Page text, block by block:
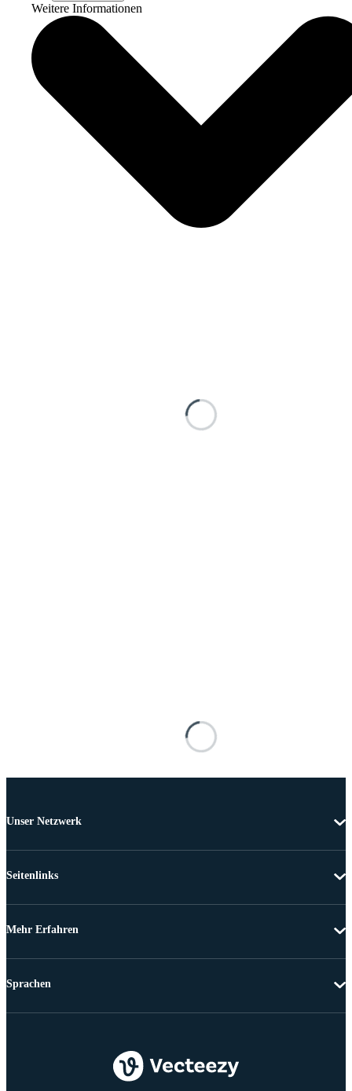
Weitere Informationen
Unser Netzwerk
Seitenlinks
Mehr Erfahren
Sprachen